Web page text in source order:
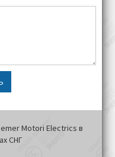
Motori Electrics в
СНГ